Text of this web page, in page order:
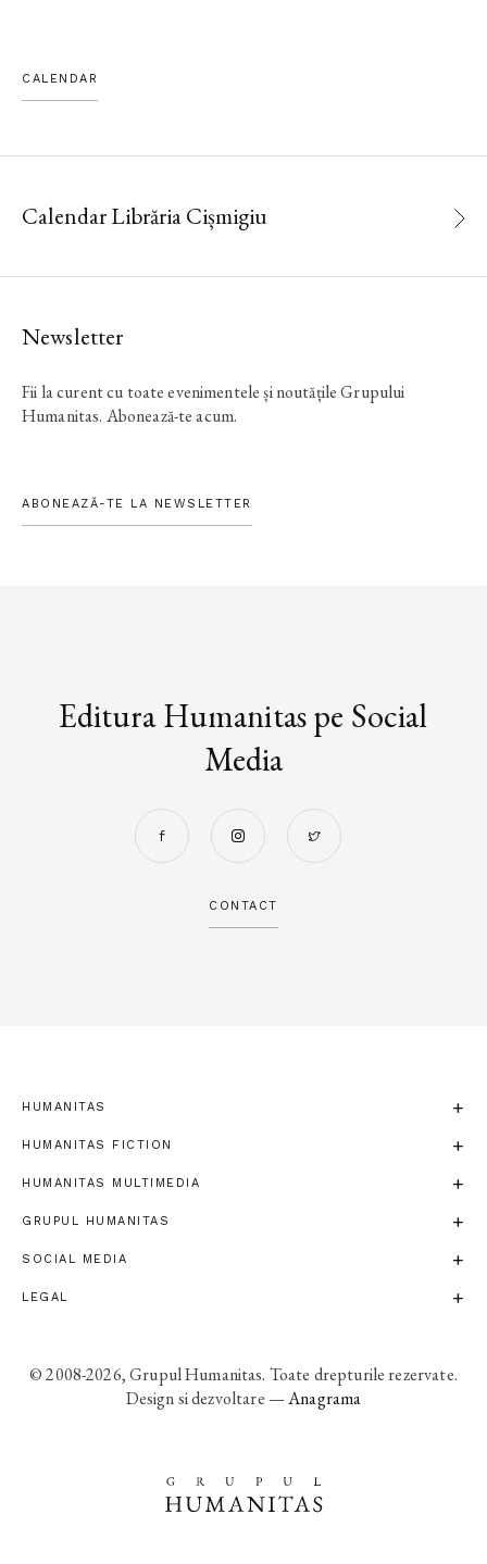
CALENDAR
Calendar Librăria Cișmigiu
Newsletter
Fii la curent cu toate evenimentele și noutățile Grupului
Humanitas. Abonează-te acum.
ABONEAZĂ-TE LA NEWSLETTER
Editura Humanitas pe Social
Media
CONTACT
HUMANITAS
HUMANITAS FICTION
HUMANITAS MULTIMEDIA
GRUPUL HUMANITAS
SOCIAL MEDIA
LEGAL
© 2008-2026, Grupul Humanitas. Toate drepturile rezervate.
Design si dezvoltare —Anagrama